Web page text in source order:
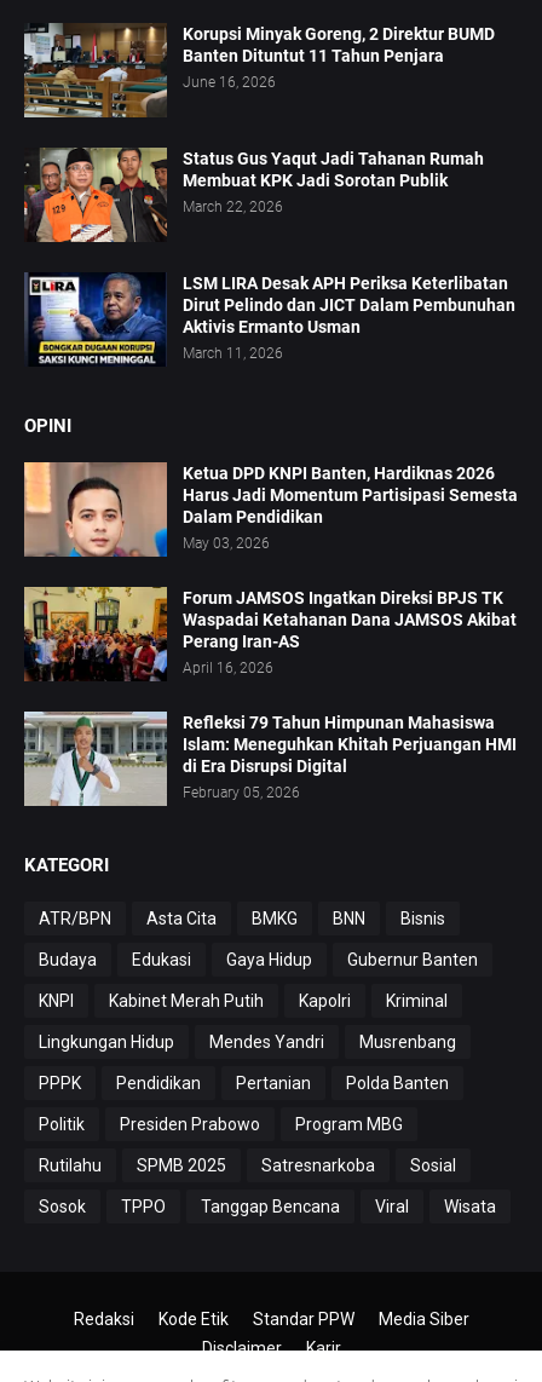
Korupsi Minyak Goreng, 2 Direktur BUMD
Banten Dituntut 11 Tahun Penjara
June 16, 2026
Status Gus Yaqut Jadi Tahanan Rumah
Membuat KPK Jadi Sorotan Publik
March 22, 2026
LSM LIRA Desak APH Periksa Keterlibatan
Dirut Pelindo dan JICT Dalam Pembunuhan
Aktivis Ermanto Usman
March 11, 2026
OPINI
Ketua DPD KNPI Banten, Hardiknas 2026
Harus Jadi Momentum Partisipasi Semesta
Dalam Pendidikan
May 03, 2026
Forum JAMSOS Ingatkan Direksi BPJS TK
Waspadai Ketahanan Dana JAMSOS Akibat
Perang Iran-AS
April 16, 2026
Refleksi 79 Tahun Himpunan Mahasiswa
Islam: Meneguhkan Khitah Perjuangan HMI
di Era Disrupsi Digital
February 05, 2026
KATEGORI
ATR/BPN Asta Cita BMKG BNN Bisnis
Budaya Edukasi Gaya Hidup Gubernur Banten
KNPI Kabinet Merah Putih Kapolri Kriminal
Lingkungan Hidup Mendes Yandri Musrenbang
PPPK Pendidikan Pertanian Polda Banten
Politik Presiden Prabowo Program MBG
Rutilahu SPMB 2025 Satresnarkoba Sosial
Sosok TPPO Tanggap Bencana Viral Wisata
Redaksi Kode Etik Standar PPW
Media Siber
Disclaimer
Karir